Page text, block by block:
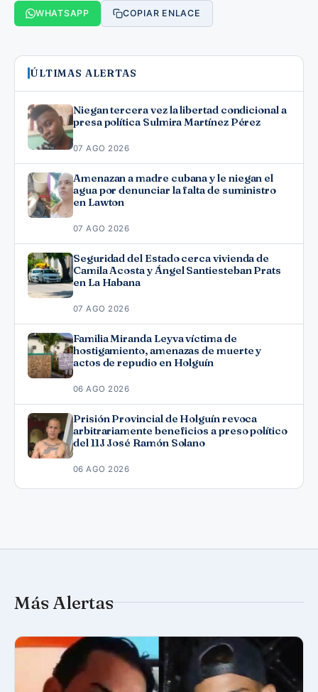
WHATSAPP COPIAR ENLACE
ÚLTIMAS ALERTAS
Niegan tercera vez la libertad condicional a
presa política Sulmira Martínez Pérez
07 AGO 2026
Amenazan a madre cubana y le niegan el
agua por denunciar la falta de suministro
en Lawton
07 AGO 2026
Seguridad del Estado cerca vivienda de
Camila Acosta y Ángel Santiesteban Prats
en La Habana
07 AGO 2026
Familia Miranda Leyva víctima de
hostigamiento, amenazas de muerte y
actos de repudio en Holguín
06 AGO 2026
Prisión Provincial de Holguín revoca
arbitrariamente beneficios a preso político
del 11J José Ramón Solano
06 AGO 2026
Más Alertas